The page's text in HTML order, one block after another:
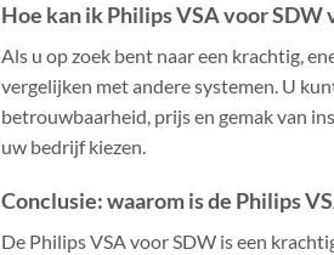
Hoe kan ik Philips VSA voor
Als u op zoek bent naar een krachtig,
vergelijken met andere systemen. U
betrouwbaarheid, prijs en gemak van
uw bedrijf kiezen.
Conclusie: waarom is de Philips
De Philips VSA voor SDW is een